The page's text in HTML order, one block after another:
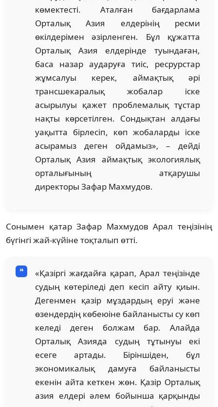
көмектесті. Аталған бағдарлама
Орталық Азия елдерінің ресми
өкілдерімен әзірленген. Бұл құжатта
Орталық Азия елдерінде туындаған,
баса назар аударуға тиіс, ресрурстар
жұмсалуы керек, аймақтық әрі
трансшекаралық жобалар іске
асырылуы қажет проблемалық тұстар
нақты көрсетілген. Сондықтан алдағы
уақытта бірлесіп, көп жобаларды іске
асырамыз деген ойдамыз», – дейді
Орталық Азия аймақтық экологиялық
орталығының атқарушы
директоры Зафар Махмудов.
Сонымен қатар Зафар Махмудов Арал теңізінің
бүгінгі жай-күйіне тоқталып өтті.
«Қазіргі жағдайға қарап, Арал теңізінде
судың көтеріледі деп кесіп айту қиын.
Дегенмен қазір мұздардың еруі және
өзендердің көбеюіне байланысты су көп
келеді деген болжам бар. Алайда
Орталық Азияда судың тұтынуы екі
есеге артады. Біріншіден, бұл
экономикалық дамуға байланысты
екенін айта кеткен жөн. Қазір Орталық
азия елдері әлем бойынша қарқынды